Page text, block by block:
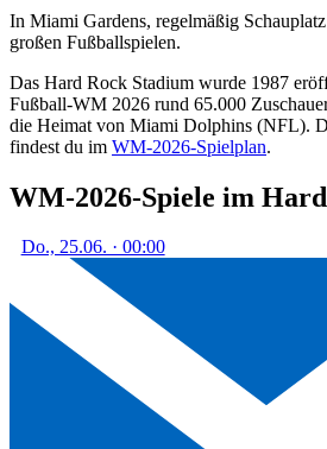
In Miami Gardens, regelmäßig
großen Fußballspielen.
Das Hard Rock Stadium wurde 1987
Fußball-WM 2026 rund 65.000
die Heimat von Miami Dolphins (NFL).
findest du im WM-2026-Spielplan.
WM-2026-Spiele im
Do., 25.06. · 00:00